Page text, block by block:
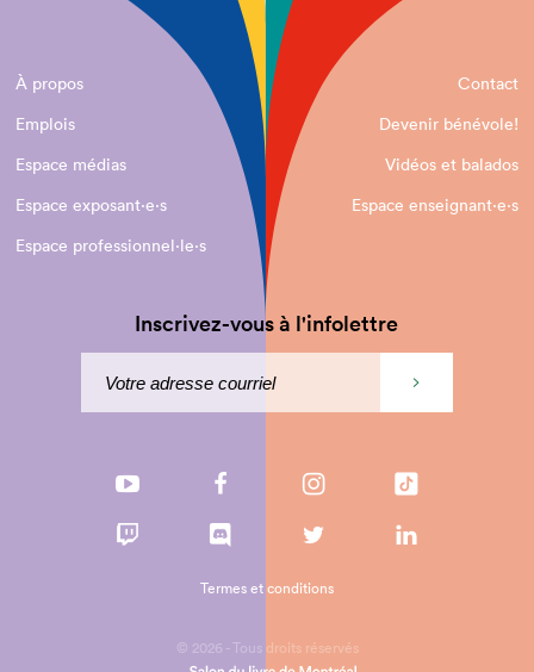
À propos
Contact
Emplois
Devenir bénévole!
Espace médias
Vidéos et balados
Espace exposant·e⋅s
Espace enseignant·e⋅s
Espace professionnel·le⋅s
Inscrivez-vous à l'infolettre
© 2026 - Tous droits réservés
Termes et conditions